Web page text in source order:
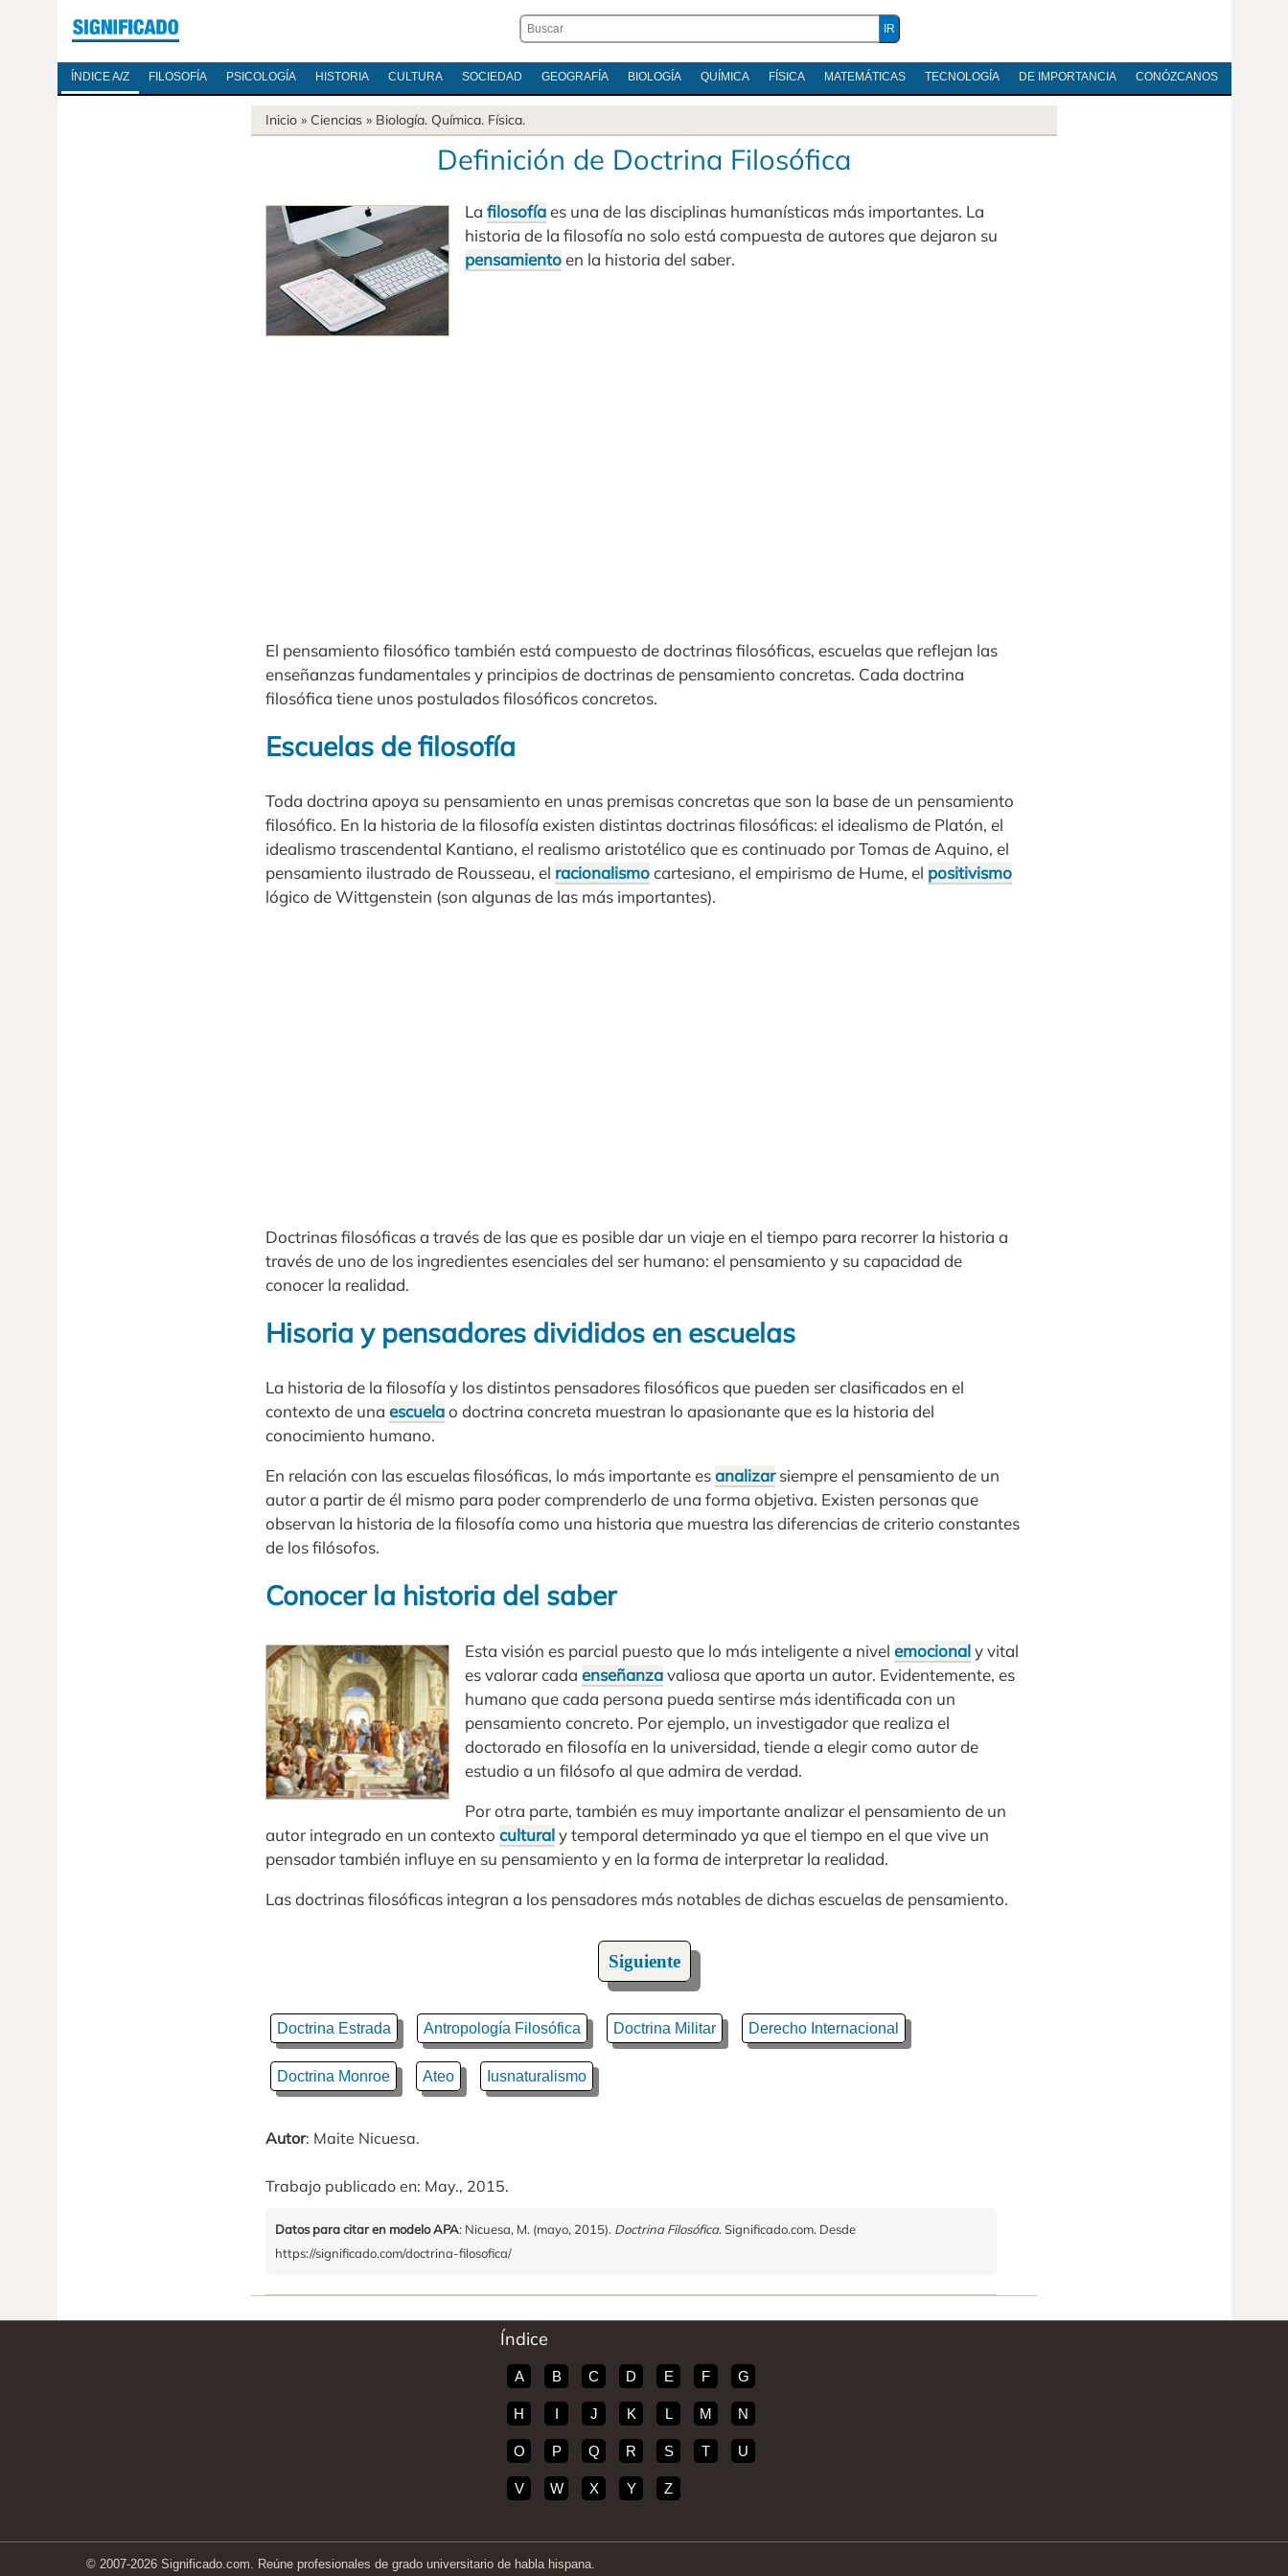
ÍNDICE A/Z FILOSOFÍA PSICOLOGÍA HISTORIA CULTURA SOCIEDAD GEOGRAFÍA BIOLOGÍA QUÍMICA FÍSICA MATEMÁTICAS TECNOLOGÍA DE IMPORTANCIA CONÓZCANOS
Inicio » Ciencias » Biología. Química. Física.
Definición de Doctrina Filosófica
La filosofíaes una de las disciplinas humanísticas más importantes. La
historia de la filosofía no solo está compuesta de autores que dejaron su
pensamientoen la historia del saber.
El pensamiento filosófico también está compuesto de doctrinas filosóficas, escuelas que reflejan las
enseñanzas fundamentales y principios de doctrinas de pensamiento concretas. Cada doctrina
filosófica tiene unos postulados filosóficos concretos.
Escuelas de filosofía
Toda doctrina apoya su pensamiento en unas premisas concretas que son la base de un pensamiento
filosófico. En la historia de la filosofía existen distintas doctrinas filosóficas: el idealismo de Platón, el
idealismo trascendental Kantiano, el realismo aristotélico que es continuado por Tomas de Aquino, el
pensamiento ilustrado de Rousseau, el racionalismocartesiano, el empirismo de Hume, el positivismo
lógico de Wittgenstein (son algunas de las más importantes).
Doctrinas filosóficas a través de las que es posible dar un viaje en el tiempo para recorrer la historia a
través de uno de los ingredientes esenciales del ser humano: el pensamiento y su capacidad de
conocer la realidad.
Hisoria y pensadores divididos en escuelas
La historia de la filosofía y los distintos pensadores filosóficos que pueden ser clasificados en el
contexto de una escuelao doctrina concreta muestran lo apasionante que es la historia del
conocimiento humano.
En relación con las escuelas filosóficas, lo más importante esanalizarsiempre el pensamiento de un
autor a partir de él mismo para poder comprenderlo de una forma objetiva. Existen personas que
observan la historia de la filosofía como una historia que muestra las diferencias de criterio constantes
de los filósofos.
Conocer la historia del saber
Esta visión es parcial puesto que lo más inteligente a nivel emocionaly vital
es valorar cada enseñanzavaliosa que aporta un autor. Evidentemente, es
humano que cada persona pueda sentirse más identificada con un
pensamiento concreto. Por ejemplo, un investigador que realiza el
doctorado en filosofía en la universidad, tiende a elegir como autor de
estudio a un filósofo al que admira de verdad.
Por otra parte, también es muy importante analizar el pensamiento de un
autor integrado en un contexto culturaly temporal determinado ya que el tiempo en el que vive un
pensador también influye en su pensamiento y en la forma de interpretar la realidad.
Las doctrinas filosóficas integran a los pensadores más notables de dichas escuelas de pensamiento.
Siguiente
Doctrina Estrada Antropología Filosófica Doctrina Militar Derecho Internacional
Doctrina Monroe Ateo Iusnaturalismo
Autor: Maite Nicuesa.
Trabajo publicado en: May., 2015.
Datos para citar en modelo APA: Nicuesa, M. (mayo, 2015). Doctrina Filosófica. Significado.com. Desde
https://significado.com/doctrina-filosofica/
Índice
A B C D E F G
H I J K L M N
O P Q R S T U
V W X Y Z
© 2007-2026 Significado.com. Reúne profesionales de grado universitario de habla hispana.